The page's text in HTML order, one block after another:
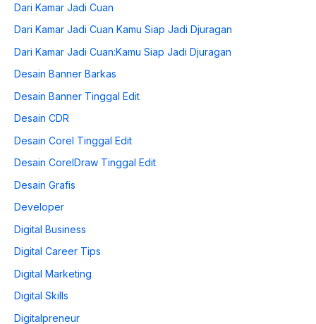
Dari Kamar Jadi Cuan
Dari Kamar Jadi Cuan Kamu Siap Jadi Djuragan
Dari Kamar Jadi Cuan:Kamu Siap Jadi Djuragan
Desain Banner Barkas
Desain Banner Tinggal Edit
Desain CDR
Desain Corel Tinggal Edit
Desain CorelDraw Tinggal Edit
Desain Grafis
Developer
Digital Business
Digital Career Tips
Digital Marketing
Digital Skills
Digitalpreneur